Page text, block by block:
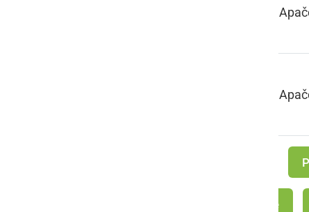
Maj Lackovič, OŠ
Maj Lackovič, OŠ
OŠ Apače